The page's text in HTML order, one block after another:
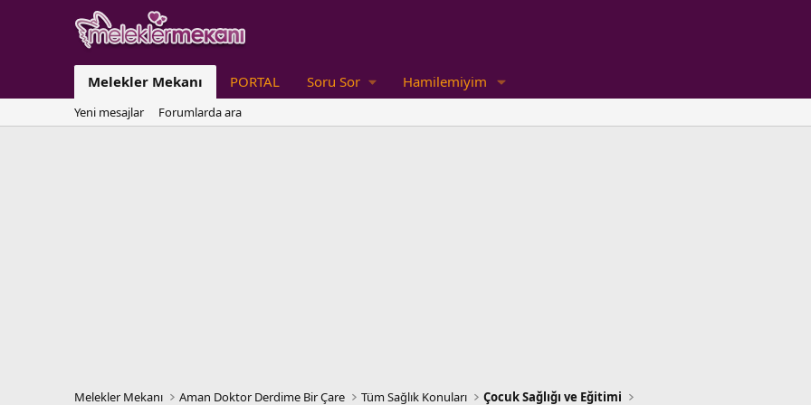
Melekler Mekanı PORTAL Soru Sor Hamilemiyim
Yeni mesajlar Forumlarda ara
Melekler Mekanı Aman Doktor Derdime Bir Çare Tüm Sağlık Konuları Çocuk Sağlığı ve Eğitimi